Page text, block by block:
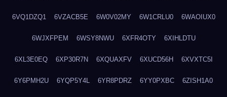
6VQ1DZQ1 6VZACB5E 6W0V02MY 6W1CRLU0 6WAOIUX0
6WJXFPEM 6WSY8NWU 6XFR4OTY 6XIHLDTU
6XL3E0EQ 6XP30R7N 6XQUAXFV 6XUCD56H 6XVXTC5I
6Y6PMH2U 6YQP5Y4L 6YR8PDRZ 6YY0PXBC 6ZISH1A0